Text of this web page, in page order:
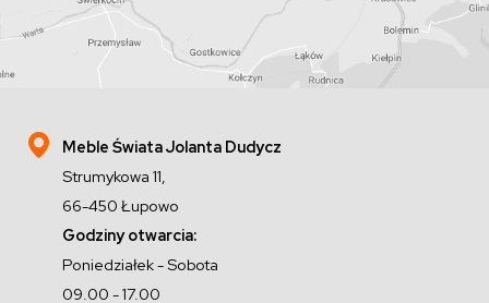
Meble Świata Jolanta Dudycz
Strumykowa 11,
66-450 Łupowo
Godziny otwarcia:
Poniedziałek - Sobota
09.00 - 17.00